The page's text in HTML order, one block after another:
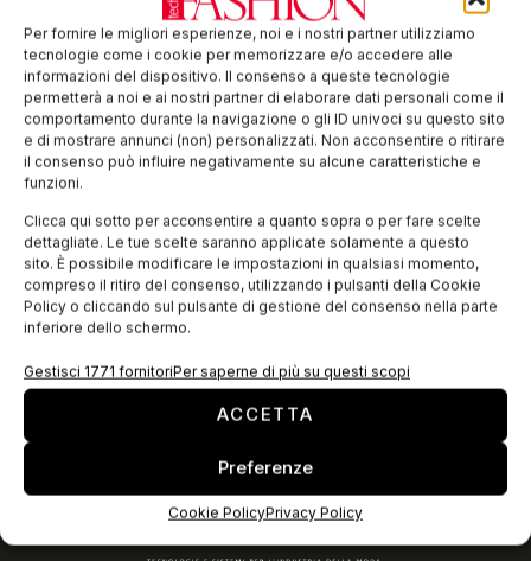
Per fornire le migliori esperienze, noi e i nostri partner utilizziamo
tecnologie come i cookie per memorizzare e/o accedere alle
informazioni del dispositivo. Il consenso a queste tecnologie
permetterà a noi e ai nostri partner di elaborare dati personali come il
comportamento durante la navigazione o gli ID univoci su questo sito
e di mostrare annunci (non) personalizzati. Non acconsentire o ritirare
il consenso può influire negativamente su alcune caratteristiche e
funzioni.
Clicca qui sotto per acconsentire a quanto sopra o per fare scelte
dettagliate. Le tue scelte saranno applicate solamente a questo
sito. È possibile modificare le impostazioni in qualsiasi momento,
compreso il ritiro del consenso, utilizzando i pulsanti della Cookie
Policy o cliccando sul pulsante di gestione del consenso nella parte
inferiore dello schermo.
Gestisci 1771 fornitoriPer saperne di più su questi scopi
ACCETTA
Preferenze
Cookie PolicyPrivacy Policy
È stata annunciata ieri la nascita della nuova federazione
“Confindustria Moda” che riunirà Smi, Fiamp, Anfao e Aimpes
all’interno dell’associazione e degli industriali italiani, e
rappresenterà più di 67mila aziende
EDICOLA WEB
ISCRIVITI ALLA NEWSLETTER